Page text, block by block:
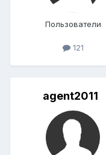
Пользователи
121
agent2011